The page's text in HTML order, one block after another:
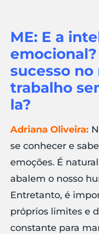
ME: E a
sucesso
trabalho
la?
Adriana Oliveira:
se conhecer e
emoções. É
abalem o nosso
Entretanto, é
próprios limites e
constante para